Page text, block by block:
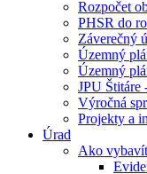
Rozpočet
PHSR do
Záverečný
Územný
Územný
JPU Štitáre
Výročná
Projekty a
Úrad
Ako